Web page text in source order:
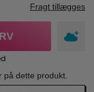
Fragt tillægges
dette produkt.